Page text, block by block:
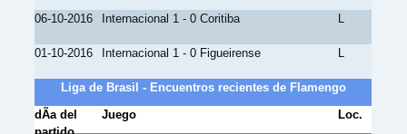
06-10-2016 Internacional 1 - 0 Coritiba L
01-10-2016 Internacional 1 - 0 Figueirense L
Liga de Brasil - Encuentros recientes de Flamengo
dÃ­a del
Juego Loc.